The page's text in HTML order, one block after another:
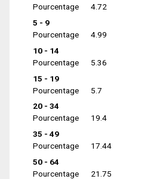
Pourcentage
4.72
5 - 9
Pourcentage
4.99
10 - 14
Pourcentage
5.36
15 - 19
Pourcentage
5.7
20 - 34
Pourcentage
19.4
35 - 49
Pourcentage
17.44
50 - 64
Pourcentage
21.75